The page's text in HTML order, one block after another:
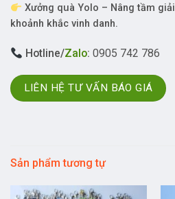
Xưởng quà Yolo – Nâng tầm
khoảnh khắc vinh danh.
Hotline/Zalo: 0905 742 786
LIÊN HỆ TƯ VẤN BÁO GIÁ
Sản phẩm tương tự